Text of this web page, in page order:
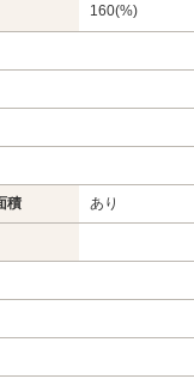
160(%)
積 あり